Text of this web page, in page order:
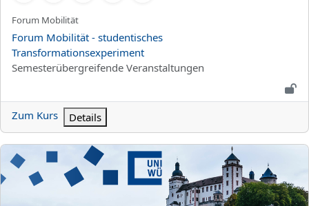
Kurzer Kursname
Forum Mobilität
Kursname
Forum Mobilität - studentisches
Transformationsexperiment
Kursbereich
Semesterübergreifende Veranstaltungen
Zum Kurs Details
IP-Interdisziplinäres Projekt 2026